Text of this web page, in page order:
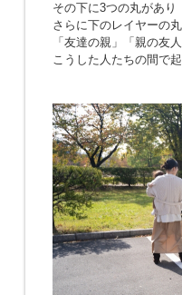
その下に3つの丸があり
さらに下のレイヤーの
「友達の親」「親の友
こうした人たちの間で